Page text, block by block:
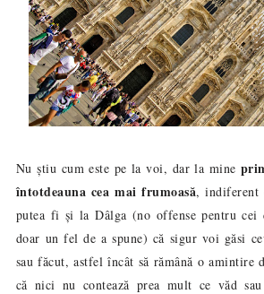
Nu știu cum este pe la voi, dar la mine
întotdeauna cea mai frumoasă, indiferent
putea fi și laDâlga (no offense pentru cei
doar un fel de a spune) că sigur voi găsi
sau făcut, astfel încât să rămână o amintire
că nici nu contează prea mult ce văd